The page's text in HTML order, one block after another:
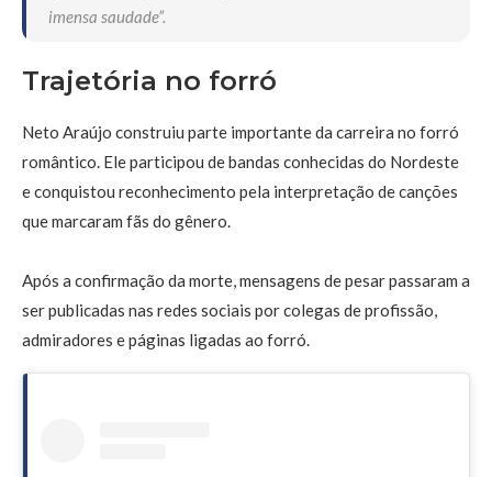
imensa saudade”.
Trajetória no forró
Neto Araújo construiu parte importante da carreira no forró
romântico. Ele participou de bandas conhecidas do Nordeste
e conquistou reconhecimento pela interpretação de canções
que marcaram fãs do gênero.
Após a confirmação da morte, mensagens de pesar passaram a
ser publicadas nas redes sociais por colegas de profissão,
admiradores e páginas ligadas ao forró.